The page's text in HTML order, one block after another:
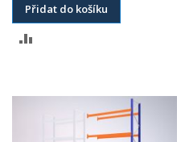
Přidat do košíku
POROVNÁNÍ